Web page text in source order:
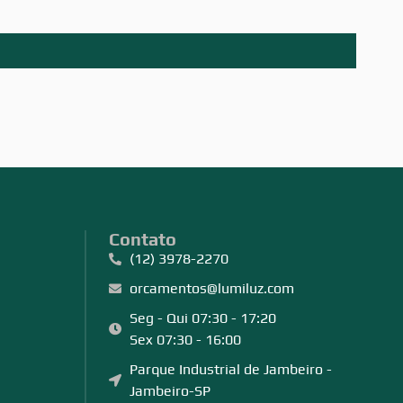
Contato
(12) 3978-2270
orcamentos@lumiluz.com
Seg - Qui 07:30 - 17:20
Sex 07:30 - 16:00
Parque Industrial de Jambeiro -
Jambeiro-SP